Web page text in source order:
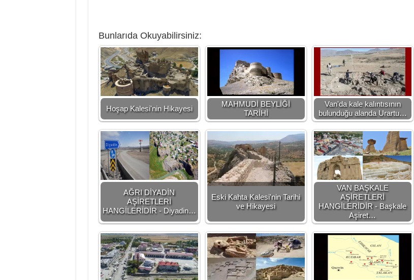
Bunlarıda Okuyabilirsiniz:
Hoşap Kalesi'nin Hikayesi
MAHMUDİ BEYLİĞİ
TARİHİ
Van'da kale kalıntısının
bulunduğu alanda Urartu…
AĞRI DİYADİN
AŞİRETLERİ
HANGİLERİDİR - Diyadin…
Eski Kahta Kalesi'nin Tarihi
ve Hikayesi
VAN BAŞKALE
AŞİRETLERİ
HANGİLERİDİR - Başkale
Aşiret…